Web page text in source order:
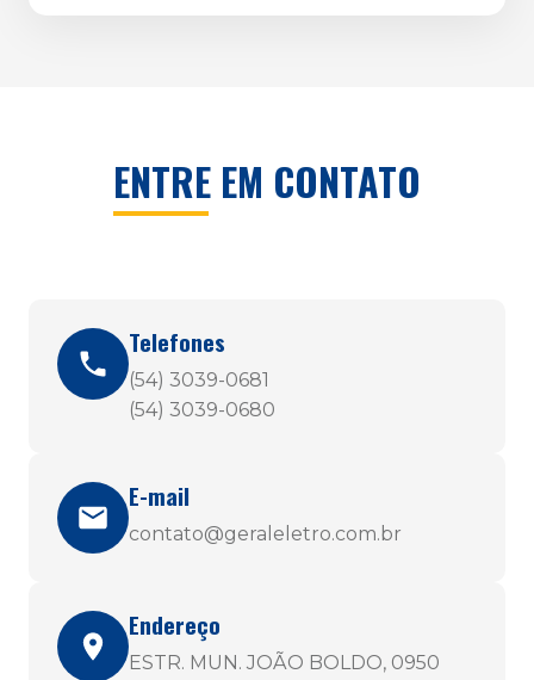
ENTRE EM CONTATO
Telefones
(54) 3039-0681
(54) 3039-0680
E-mail
contato@geraleletro.com.br
Endereço
ESTR. MUN. JOÃO BOLDO, 0950